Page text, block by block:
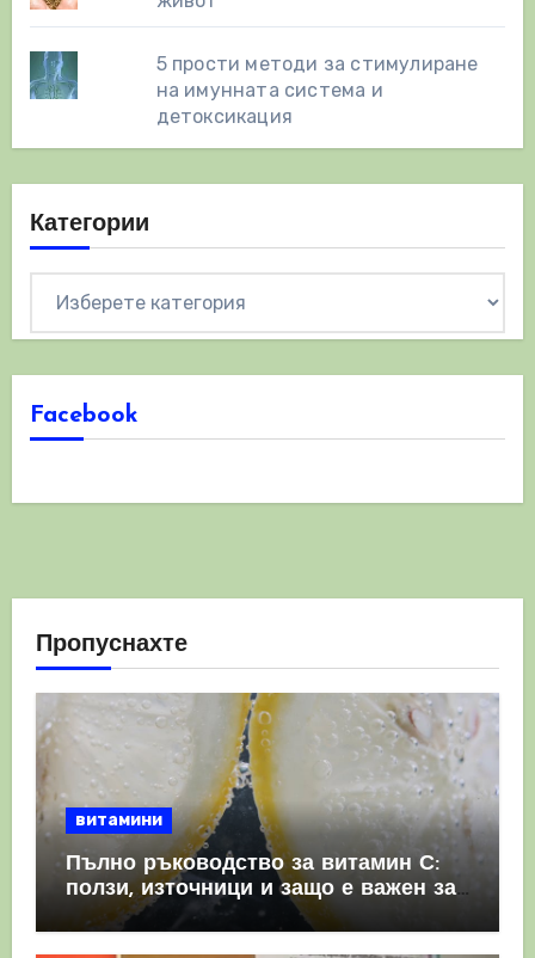
5 прости методи за стимулиране
на имунната система и
детоксикация
Категории
Facebook
Пропуснахте
витамини
Пълно ръководство за витамин С:
ползи, източници и защо е важен за
имунната система